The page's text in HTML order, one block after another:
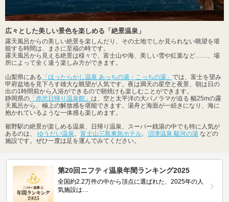
広々とした美しい景色を楽しめる「絶景温泉」
露天風呂からの美しい絶景を楽しんだり、その土地でしか見られない眺望を堪
能する時間は、まさに至福の時です。
露天風呂から見える絶景は様々で、富士山や海、美しい雪や紅葉など……、場
所によって全く違う楽しみ方ができます。
山梨県にある 「ほったらかし温泉 あっちの湯・こっちの湯」 では、富士を望み
甲府盆地を見下ろす雄大な眺望が人気です。夜は満天の星空と夜景、朝は日の
出の1時間前から入浴ができるので朝焼けも楽しむことができます。
静岡県の 「赤沢日帰り温泉館」 は、空と太平洋の大パノラマが迫る 幅25mの露
天風呂から、極上の解放感を堪能できます。湯舟と海面が一続きになり、海に
抱かれているような一体感も楽しめます。
裾野駅の絶景が楽しめる温泉、日帰り温泉、スーパー銭湯の中でも特に人気が
あるのは、 ゆうだい温泉 富士山三島東急ホテル 沼津温泉 駿河の湯 などの
施設です。ぜひ一度は足を運んでみてください。
第20回ニフティ温泉年間ランキング2025
全国約2.2万件の中から頂点に選ばれた、2025年の人
気施設は…